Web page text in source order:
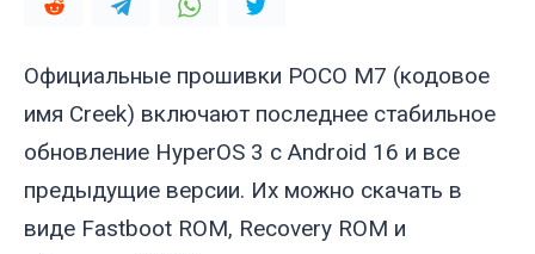
Официальные прошивки POCO M7 (кодовое
имя Creek) включают последнее стабильное
обновление HyperOS 3 с Android 16 и все
предыдущие версии. Их можно скачать в
виде Fastboot ROM, Recovery ROM и